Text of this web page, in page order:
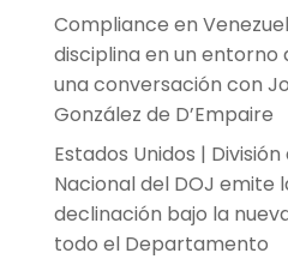
Compliance en
disciplina en un entorno
una conversación con
González de D’Empaire
Estados Unidos |
Nacional del DOJ emite
declinación bajo la
todo el Departamento